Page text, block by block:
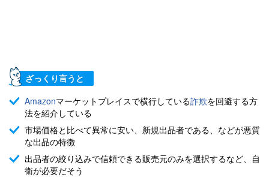
ざっくり言うと
Amazonマーケットプレイスで横行している詐欺を回避する方
法を紹介している
市場価格と比べて異常に安い、新規出品者である、などが悪質
な出品の特徴
出品者の絞り込みで信頼できる販売元のみを選択するなど、自
衛が必要だそう